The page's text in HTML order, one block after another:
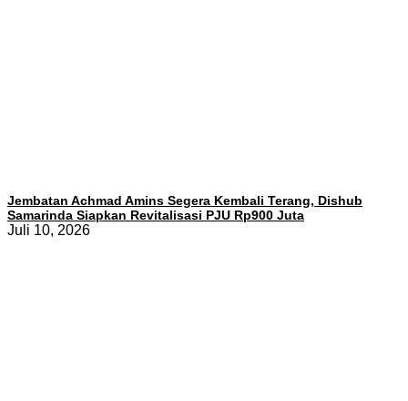
Jembatan Achmad Amins Segera Kembali Terang, Dishub
Samarinda Siapkan Revitalisasi PJU Rp900 Juta
Juli 10, 2026